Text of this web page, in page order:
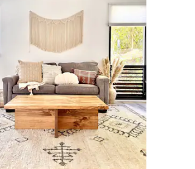
中4.88つ星の平均評価